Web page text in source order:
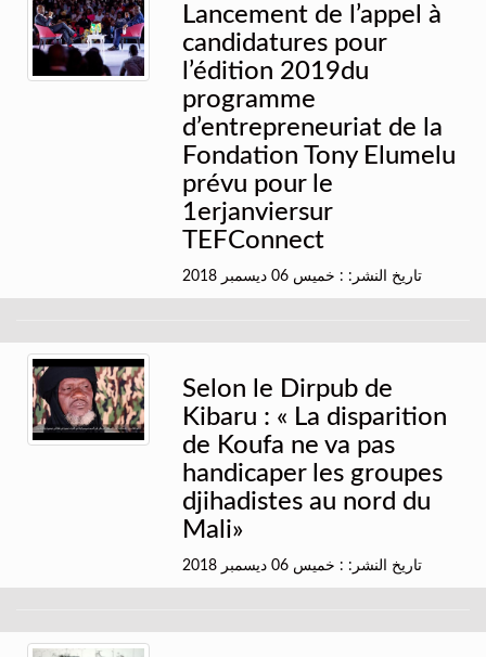
Lancement de l’appel à
candidatures pour
l’édition 2019du
programme
d’entrepreneuriat de la
Fondation Tony Elumelu
prévu pour le
1erjanviersur
TEFConnect
تاريخ النشر: : خميس 06 ديسمبر 2018
Selon le Dirpub de
Kibaru : « La disparition
de Koufa ne va pas
handicaper les groupes
djihadistes au nord du
Mali»
تاريخ النشر: : خميس 06 ديسمبر 2018